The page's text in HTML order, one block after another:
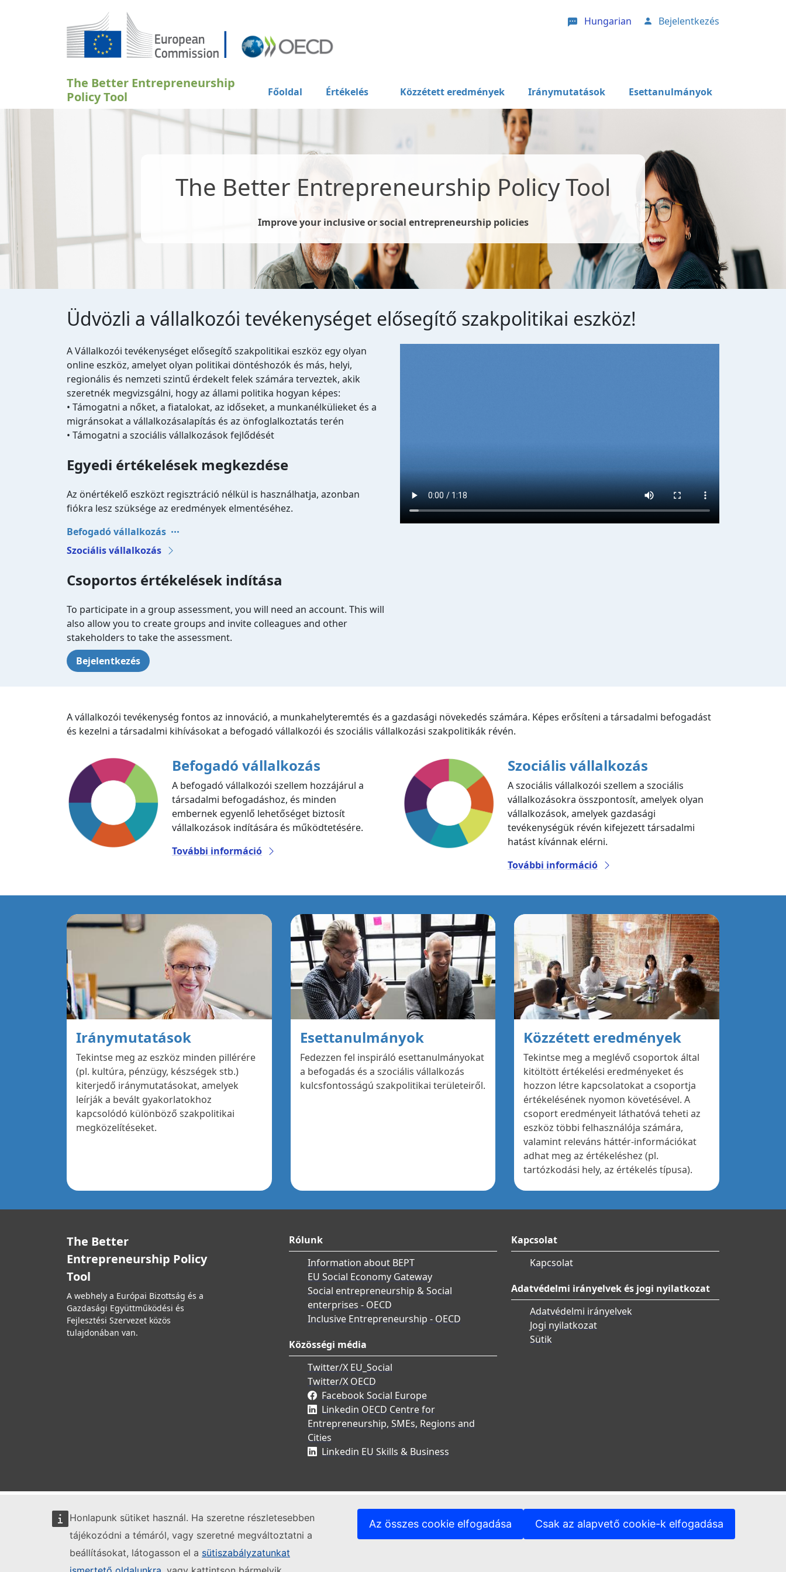
Honlapunk sütiket használ. Ha szeretne részletesebben
tájékozódni a témáról, vagy szeretné megváltoztatni a
beállításokat, látogasson el a sütiszabályzatunkat
Az összes cookie elfogadása Csak az alapvető cookie-k elfogadása
Hungarian User account menu
Bejelentkezés
The Better Entrepreneurship
Policy Tool
Főoldal Értékelés Közzétett eredmények Iránymutatások Esettanulmányok
The Better Entrepreneurship Policy Tool
Improve your inclusive or social entrepreneurship policies
Üdvözli a vállalkozói tevékenységet elősegítő szakpolitikai eszköz!
A Vállalkozói tevékenységet elősegítő szakpolitikai eszköz egy olyan
online eszköz, amelyet olyan politikai döntéshozók és más, helyi,
regionális és nemzeti szintű érdekelt felek számára terveztek, akik
szeretnék megvizsgálni, hogy az állami politika hogyan képes:
• Támogatni a nőket, a fiatalokat, az időseket, a munkanélkülieket és a
migránsokat a vállalkozásalapítás és az önfoglalkoztatás terén
• Támogatni a szociális vállalkozások fejlődését
Egyedi értékelések megkezdése
Az önértékelő eszközt regisztráció nélkül is használhatja, azonban
fiókra lesz szüksége az eredmények elmentéséhez.
Befogadó vállalkozás
Szociális vállalkozás
Csoportos értékelések indítása
To participate in a group assessment, you will need an account. This will
also allow you to create groups and invite colleagues and other
stakeholders to take the assessment.
Bejelentkezés
A vállalkozói tevékenység fontos az innováció, a munkahelyteremtés és a gazdasági növekedés számára. Képes erősíteni a társadalmi befogadást
és kezelni a társadalmi kihívásokat a befogadó vállalkozói és szociális vállalkozási szakpolitikák révén.
Befogadó vállalkozás
A befogadó vállalkozói szellem hozzájárul a
társadalmi befogadáshoz, és minden
embernek egyenlő lehetőséget biztosít
vállalkozások indítására és működtetésére.
További információ
Szociális vállalkozás
A szociális vállalkozói szellem a szociális
vállalkozásokra összpontosít, amelyek olyan
vállalkozások, amelyek gazdasági
tevékenységük révén kifejezett társadalmi
hatást kívánnak elérni.
További információ
Iránymutatások
Tekintse meg az eszköz minden pillérére
(pl. kultúra, pénzügy, készségek stb.)
kiterjedő iránymutatásokat, amelyek
leírják a bevált gyakorlatokhoz
kapcsolódó különböző szakpolitikai
megközelítéseket.
Esettanulmányok
Fedezzen fel inspiráló esettanulmányokat
a befogadás és a szociális vállalkozás
kulcsfontosságú szakpolitikai területeiről.
Közzétett eredmények
Tekintse meg a meglévő csoportok által
kitöltött értékelési eredményeket és
hozzon létre kapcsolatokat a csoportja
értékelésének nyomon követésével. A
csoport eredményeit láthatóvá teheti az
eszköz többi felhasználója számára,
valamint releváns háttér-információkat
adhat meg az értékeléshez (pl.
tartózkodási hely, az értékelés típusa).
The Better
Entrepreneurship Policy
Tool
A webhely a Európai Bizottság és a
Gazdasági Együttműködési és
Fejlesztési Szervezet közös
tulajdonában van.
Rólunk
Information about BEPT
EU Social Economy Gateway
Social entrepreneurship & Social
enterprises - OECD
Inclusive Entrepreneurship - OECD
Közösségi média
Twitter/X EU_Social
Twitter/X OECD
Facebook Social Europe
Linkedin OECD Centre for
Entrepreneurship, SMEs, Regions and
Cities
Linkedin EU Skills & Business
Kapcsolat
Kapcsolat
Adatvédelmi irányelvek és jogi nyilatkozat
Adatvédelmi irányelvek
Jogi nyilatkozat
Sütik